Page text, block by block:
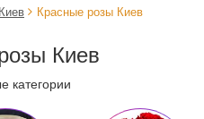
Красные розы Киев
Киев
категории